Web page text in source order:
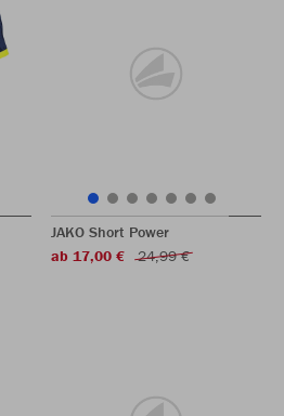
JAKO Short Power
ab 17,00 €
24,99 €